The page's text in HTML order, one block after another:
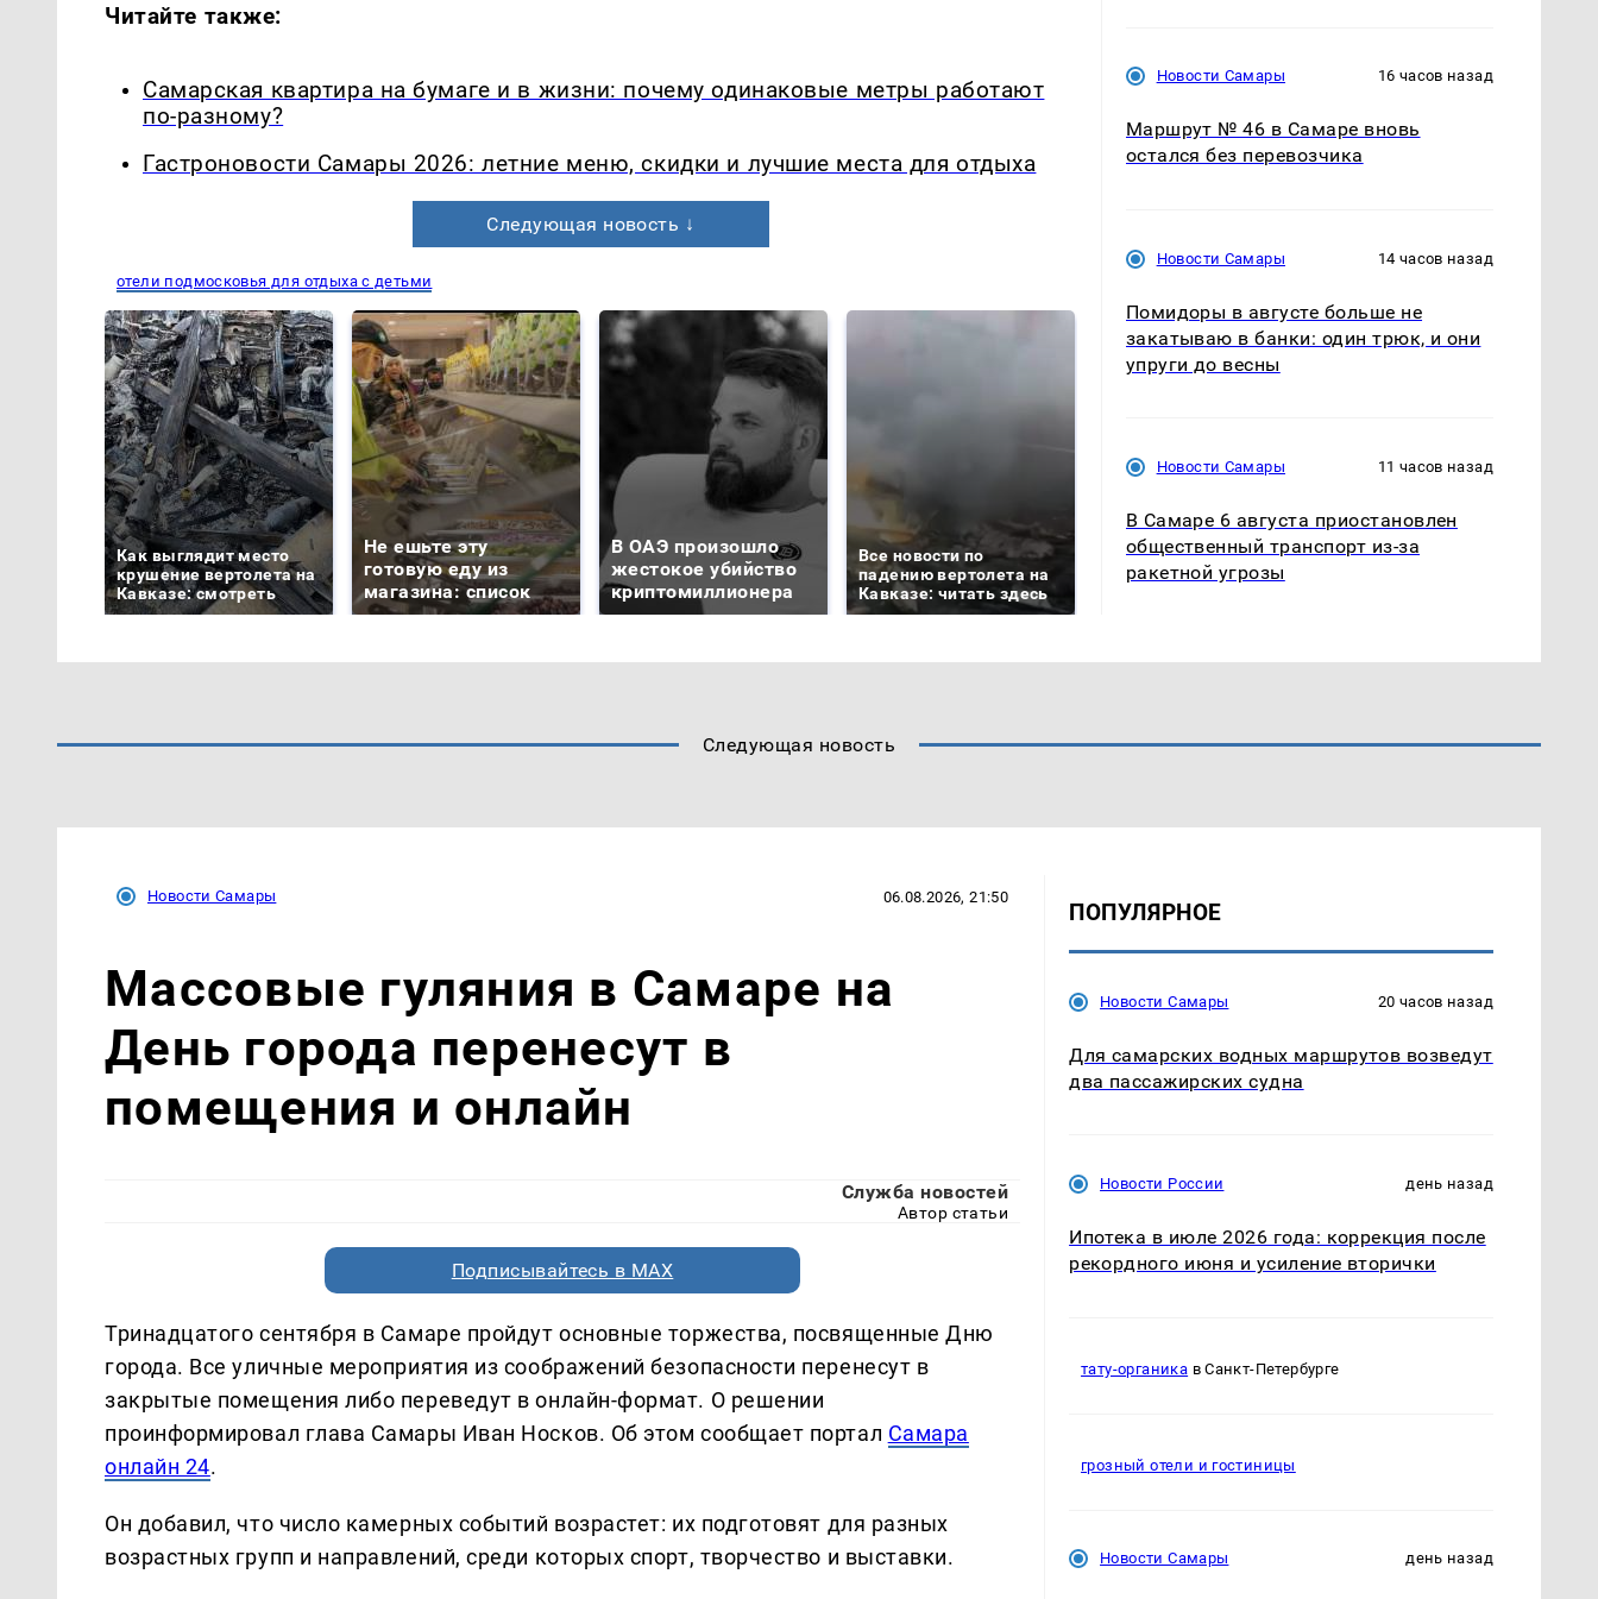
Читайте также:
Самарская квартира на бумаге и в жизни: почему одинаковые метры работают
по-разному?
Гастроновости Самары 2026: летние меню, скидки и лучшие места для отдыха
Следующая новость ↓
отели подмосковья для отдыха с детьми
Как выглядит место
крушение вертолета на
Кавказе: смотреть
Не ешьте эту
готовую еду из
магазина: список
В ОАЭ произошло
жестокое убийство
криптомиллионера
Все новости по
падению вертолета на
Кавказе: читать здесь
Таких событий не
было с 1945: чего
В магазинах России
Новости Самары 16 часов назад
Маршрут № 46 в Самаре вновь
остался без перевозчика
Новости Самары 14 часов назад
Помидоры в августе больше не
закатываю в банки: один трюк, и они
упруги до весны
Новости Самары 11 часов назад
В Самаре 6 августа приостановлен
общественный транспорт из-за
ракетной угрозы
Следующая новость
Новости Самары 06.08.2026, 21:50
Массовые гуляния в Самаре на
День города перенесут в
помещения и онлайн
Служба новостей
Автор статьи
Подписывайтесь в MAX
Тринадцатого сентября в Самаре пройдут основные торжества, посвященные Дню
города. Все уличные мероприятия из соображений безопасности перенесут в
закрытые помещения либо переведут в онлайн-формат. О решении
проинформировал глава Самары Иван Носков. Об этом сообщает портал Самара
онлайн 24.
Он добавил, что число камерных событий возрастет: их подготовят для разных
возрастных групп и направлений, среди которых спорт, творчество и выставки.
ПОПУЛЯРНОЕ
Новости Самары 20 часов назад
Для самарских водных маршрутов возведут
два пассажирских судна
Новости России день назад
Ипотека в июле 2026 года: коррекция после
рекордного июня и усиление вторички
тату-органика в Санкт-Петербурге
грозный отели и гостиницы
Новости Самары день назад